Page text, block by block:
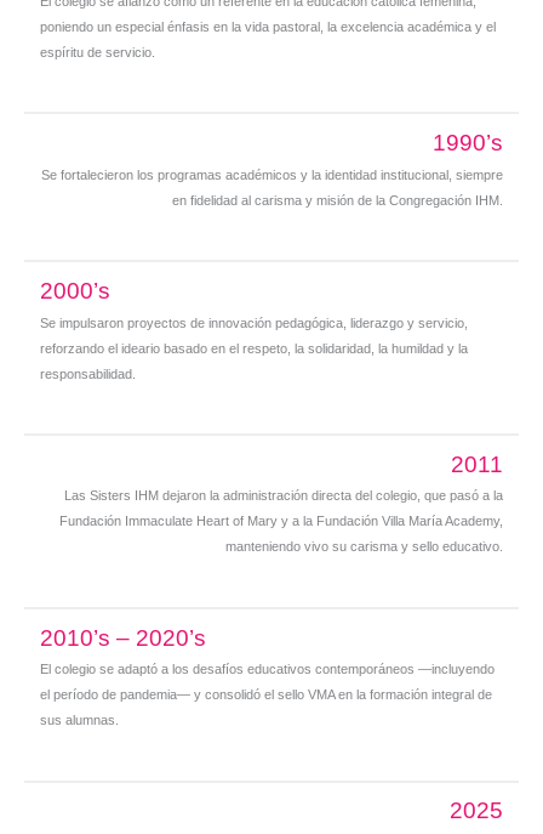
poniendo un especial énfasis en la vida pastoral, la excelencia académica y el
espíritu de servicio.
1990’s
Se fortalecieron los programas académicos y la identidad institucional, siempre
en fidelidad al carisma y misión de la Congregación IHM.
2000’s
Se impulsaron proyectos de innovación pedagógica, liderazgo y servicio,
reforzando el ideario basado en el respeto, la solidaridad, la humildad y la
responsabilidad.
2011
Las Sisters IHM dejaron la administración directa del colegio, que pasó a la
Fundación Immaculate Heart of Mary y a la Fundación Villa María Academy,
manteniendo vivo su carisma y sello educativo.
2010’s – 2020’s
El colegio se adaptó a los desafíos educativos contemporáneos —incluyendo
el período de pandemia— y consolidó el sello VMA en la formación integral de
sus alumnas.
2025